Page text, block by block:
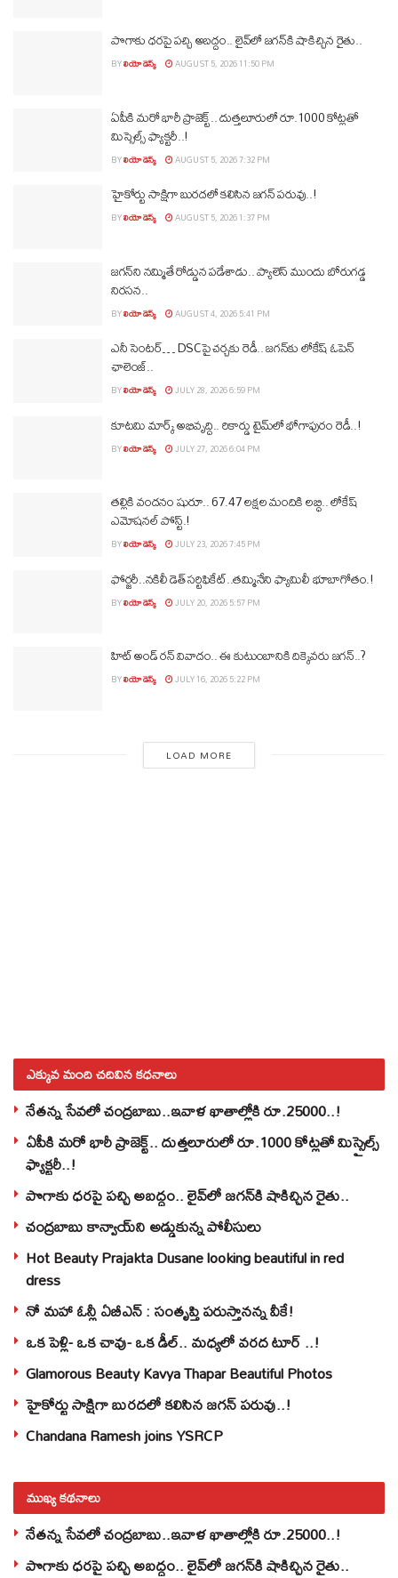
పొగాకు ధరపై పచ్చి అబద్దం.. లైవ్‌లో జగన్‌కి షాకిచ్చిన రైతు..
BYలియో డెస్క్ AUGUST 5, 2026 11:50 PM
ఏపీకి మరో భారీ ప్రాజెక్ట్.. దుత్తలూరులో రూ.1000 కోట్లతో
మిస్సైల్స్ ఫ్యాక్టరీ..!
BYలియో డెస్క్ AUGUST 5, 2026 7:32 PM
హైకోర్టు సాక్షిగా బురదలో కలిసిన జగన్ పరువు..!
BYలియో డెస్క్ AUGUST 5, 2026 1:37 PM
జగన్‌ని నమ్మితే రోడ్డున పడేశాడు.. ప్యాలెస్‌ ముందు బోరుగడ్డ
నిరసన..
BYలియో డెస్క్ AUGUST 4, 2026 5:41 PM
ఎనీ సెంటర్‌… DSCపై చర్చకు రెడీ.. జగన్‌కు లోకేష్‌ ఓపెన్
ఛాలెంజ్..
BYలియో డెస్క్ JULY 28, 2026 6:59 PM
కూటమి మార్క్ అభివృద్ధి.. రికార్డు టైమ్‌లో భోగాపురం రెడీ..!
BYలియో డెస్క్ JULY 27, 2026 6:04 PM
తల్లికి వందనం షురూ.. 67.47 లక్షల మందికి లబ్ధి.. లోకేష్‌
ఎమోషనల్ పోస్ట్‌.!
BYలియో డెస్క్ JULY 23, 2026 7:45 PM
ఫోర్జరీ..నకిలీ డెత్ సర్టిఫికేట్..తమ్మినేని ఫ్యామిలీ భూబాగోతం.!
BYలియో డెస్క్ JULY 20, 2026 5:57 PM
హిట్ అండ్ రన్ వివాదం.. ఈ కుటుంబానికి దిక్కెవరు జగన్..?
BYలియో డెస్క్ JULY 16, 2026 5:22 PM
LOAD MORE
ఎక్కువ మంది చదివిన కధనాలు
నేతన్న సేవలో చంద్రబాబు..ఇవాళ ఖాతాల్లోకి రూ.25000..!
ఏపీకి మరో భారీ ప్రాజెక్ట్.. దుత్తలూరులో రూ.1000 కోట్లతో మిస్సైల్స్
ఫ్యాక్టరీ..!
పొగాకు ధరపై పచ్చి అబద్దం.. లైవ్‌లో జగన్‌కి షాకిచ్చిన రైతు..
చంద్రబాబు కాన్వాయ్‌ని అడ్డుకున్న పోలీసులు
Hot Beauty Prajakta Dusane looking beautiful in red
dress
నో మహా ఓన్లీ ఏబీఎన్ : సంతృప్తి పరుస్తానన్న వీకే!
ఒక పెళ్లి- ఒక చావు- ఒక డీల్.. మధ్యలో వరద టూర్ ..!
Glamorous Beauty Kavya Thapar Beautiful Photos
హైకోర్టు సాక్షిగా బురదలో కలిసిన జగన్ పరువు..!
Chandana Ramesh joins YSRCP
ముఖ్య కథనాలు
నేతన్న సేవలో చంద్రబాబు..ఇవాళ ఖాతాల్లోకి రూ.25000..!
పొగాకు ధరపై పచ్చి అబద్దం.. లైవ్‌లో జగన్‌కి షాకిచ్చిన రైతు..